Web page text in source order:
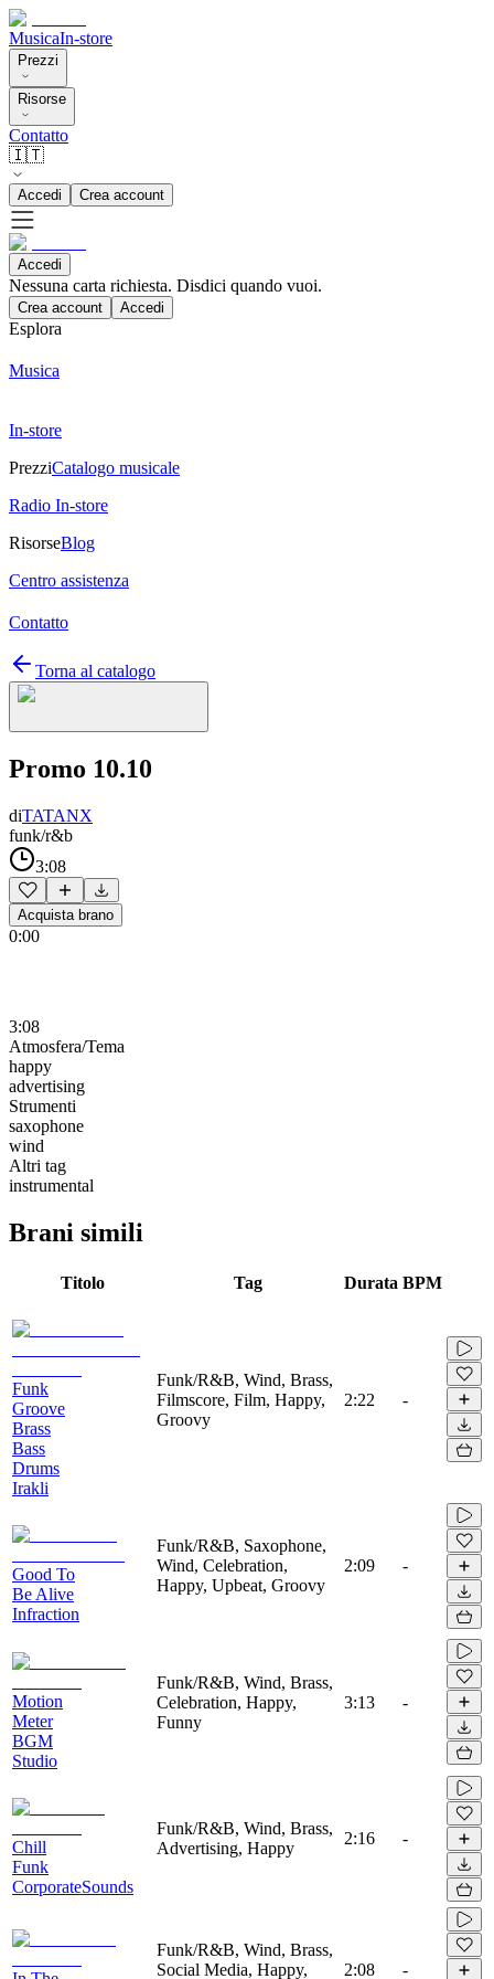
MusicaIn-store
Prezzi
Risorse
Contatto
🇮🇹
Accedi Crea account
Accedi
Nessuna carta richiesta. Disdici quando vuoi.
Crea account Accedi
Esplora
Musica
In-store
PrezziCatalogo musicale
Radio In-store
RisorseBlog
Centro assistenza
Contatto
Torna al catalogo
Promo 10.10
diTATANX
funk/r&b
3:08
Acquista brano
0:00
3:08
Atmosfera/Tema
happy
advertising
Strumenti
saxophone
wind
Altri tag
instrumental
Brani simili
Titolo Tag Durata BPM
Funk
Groove
Brass
Bass
Drums
Irakli
Funk/R&B, Wind, Brass,
Filmscore, Film, Happy,
Groovy
2:22 -
Good To
Be Alive
Infraction
Funk/R&B, Saxophone,
Wind, Celebration,
Happy, Upbeat, Groovy
2:09 -
Motion
Meter
BGM
Studio
Funk/R&B, Wind, Brass,
Celebration, Happy,
Funny
3:13 -
Chill
Funk
CorporateSounds
Funk/R&B, Wind, Brass,
Advertising, Happy
2:16 -
Funk/R&B, Wind, Brass,
Social Media, Happy,
2:08 -